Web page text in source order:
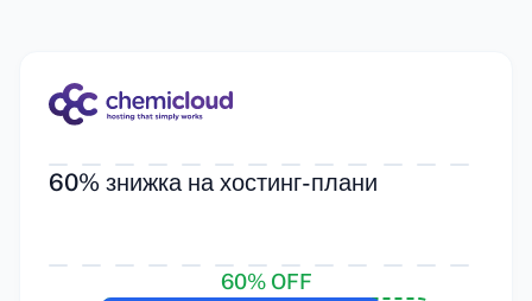
60% знижка на хостинг-плани
60% OFF